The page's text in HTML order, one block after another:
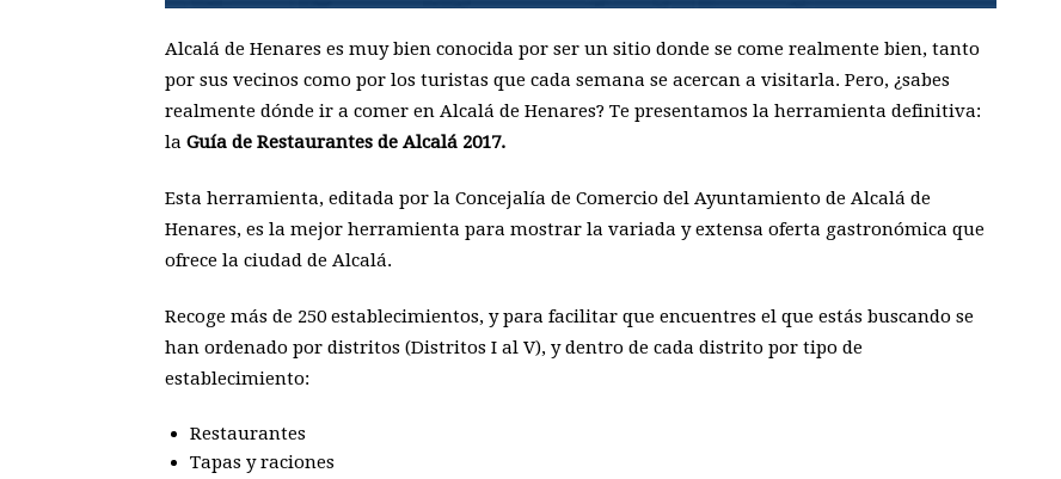
Alcalá de Henares es muy bien conocida por ser un sitio donde se come realmente bien, tanto
por sus vecinos como por los turistas que cada semana se acercan a visitarla. Pero, ¿sabes
realmente dónde ir a comer en Alcalá de Henares? Te presentamos la herramienta definitiva:
la Guía de Restaurantes de Alcalá 2017.
Esta herramienta, editada por la Concejalía de Comercio del Ayuntamiento de Alcalá de
Henares, es la mejor herramienta para mostrar la variada y extensa oferta gastronómica que
ofrece la ciudad de Alcalá.
Recoge más de 250 establecimientos, y para facilitar que encuentres el que estás buscando se
han ordenado por distritos (Distritos I al V), y dentro de cada distrito por tipo de
establecimiento:
Restaurantes
Tapas y raciones